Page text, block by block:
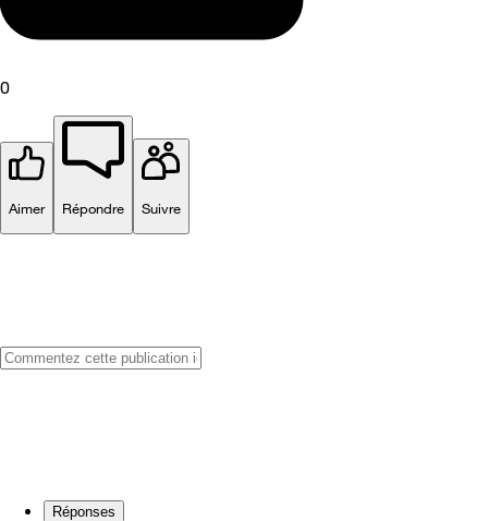
0
Aimer Répondre Suivre
Réponses